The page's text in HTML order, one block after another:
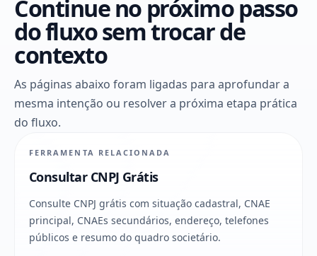
Continue no próximo passo
do fluxo sem trocar de
contexto
As páginas abaixo foram ligadas para aprofundar a
mesma intenção ou resolver a próxima etapa prática
do fluxo.
FERRAMENTA RELACIONADA
Consultar CNPJ Grátis
Consulte CNPJ grátis com situação cadastral, CNAE
principal, CNAEs secundários, endereço, telefones
públicos e resumo do quadro societário.